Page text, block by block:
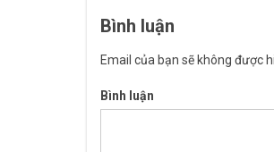
Bình luận
Email của bạn sẽ không được
Bình luận